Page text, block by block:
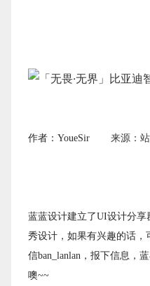
作者： YoueSir 来源：站
蓝蓝设计建立了UI设计分
秀设计，如果有兴趣的话，
信ban_lanlan，报下信息，
噢~~